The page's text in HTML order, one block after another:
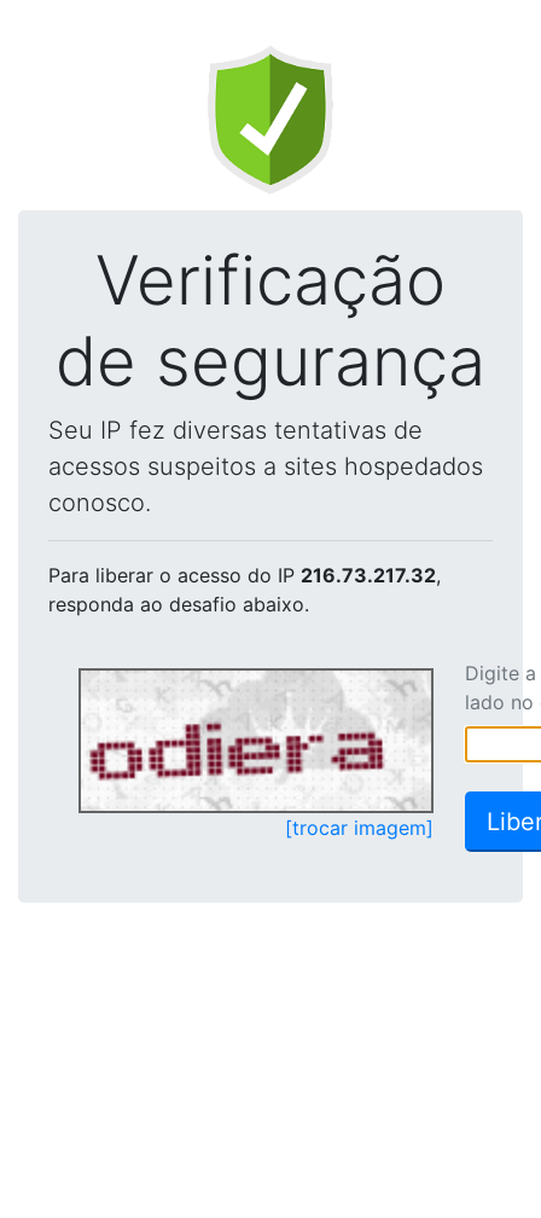
Verificação
de segurança
Seu IP fez diversas tentativas de
acessos suspeitos a sites hospedados
conosco.
Para liberar o acesso do IP 216.73.217.32,
responda ao desafio abaixo.
[trocar imagem]
Digite
lado no